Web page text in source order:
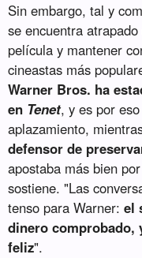
Sin embargo, tal y
se encuentra
película y mantener
cineastas más
Warner Bros. ha
en Tenet, y es por
aplazamiento,
defensor de
apostaba más bien
sostiene. "Las
tenso para Warner:el
dinero comprobado,
feliz".